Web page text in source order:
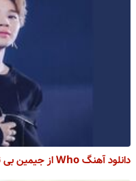
دانلود آهنگ Who از جیمین بی تی اس با ترجمه فارسی